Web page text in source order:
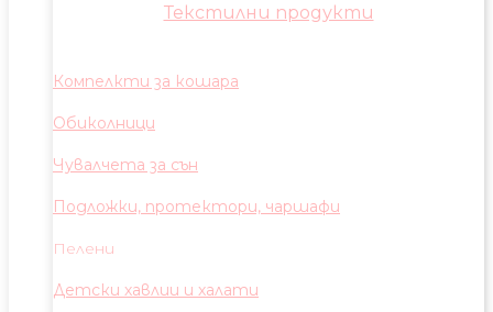
Текстилни продукти
Компелкти за кошара
Обиколници
Чувалчета за сън
Подложки, протектори, чаршафи
Пелени
Детски хавлии и халати